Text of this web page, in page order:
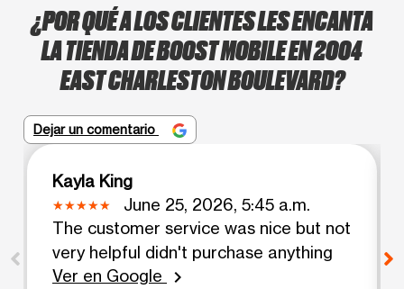
¿POR QUÉ A LOS CLIENTES LES ENCANTA
LA TIENDA DE BOOST MOBILE EN 2004
EAST CHARLESTON BOULEVARD?
Dejar un comentario
Kayla King
June 25, 2026, 5:45 a.m.
The customer service was nice but not
very helpful didn't purchase anything
Ver en Google
chevron_right